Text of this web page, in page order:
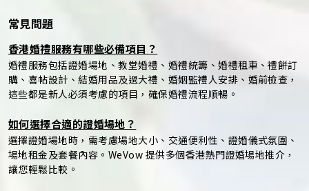
常見問題
香港婚禮服務有哪些必備項目？
婚禮服務包括證婚場地、教堂婚禮、婚禮統籌、婚禮租車、禮餅訂
購、喜帖設計、結婚用品及過大禮、婚姻監禮人安排、婚前檢查，
這些都是新人必須考慮的項目，確保婚禮流程順暢。
如何選擇合適的證婚場地？
選擇證婚場地時，需考慮場地大小、交通便利性、證婚儀式氛圍、
場地租金及套餐內容。WeVow 提供多個香港熱門證婚場地推介，
讓您輕鬆比較。